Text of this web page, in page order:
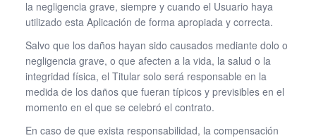
la negligencia grave, siempre y cuando el Usuario haya
utilizado esta Aplicación de forma apropiada y correcta.
Salvo que los daños hayan sido causados mediante dolo o
negligencia grave, o que afecten a la vida, la salud o la
integridad física, el Titular solo será responsable en la
medida de los daños que fueran típicos y previsibles en el
momento en el que se celebró el contrato.
En caso de que exista responsabilidad, la compensación